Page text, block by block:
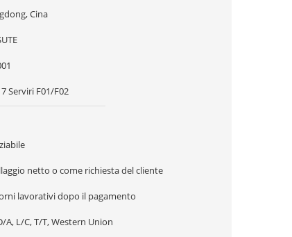
Cina
Serviri F01/F02
netto o come richiesta del cliente
lavorativi dopo il pagamento
A, L/C, T/T, Western Union